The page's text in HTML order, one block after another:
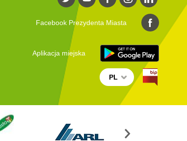
Facebook Prezydenta Miasta
Aplikacja miejska
PL